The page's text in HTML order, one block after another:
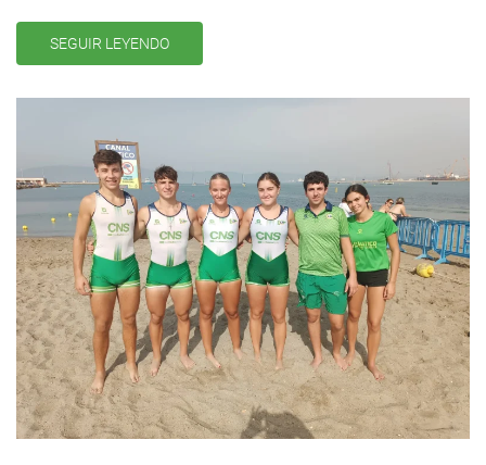
SEGUIR LEYENDO